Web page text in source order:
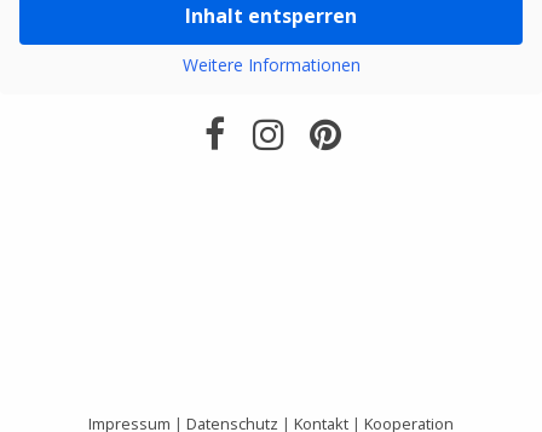
Inhalt entsperren
Weitere Informationen
Impressum | Datenschutz | Kontakt | Kooperation